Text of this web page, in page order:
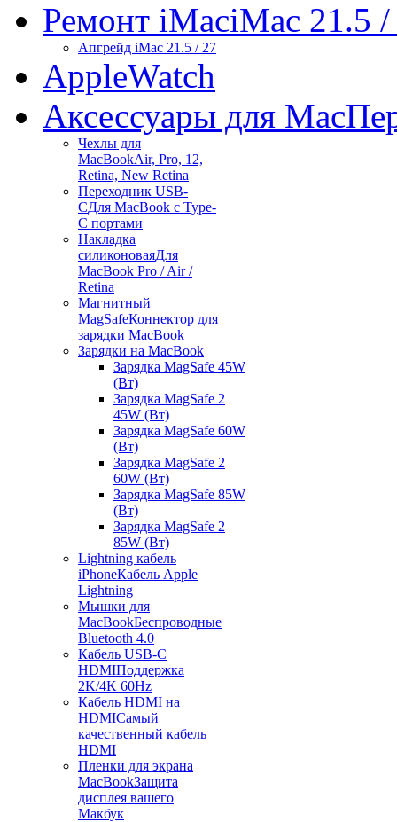
Ремонт iMaciMac 21.5 /
Апгрейд iMac 21.5 / 27
AppleWatch
Аксессуары для Mac
Чехлы для
MacBookAir, Pro, 12,
Retina, New Retina
Переходник USB-
CДля MacBook с Type-
C портами
Накладка
силиконоваяДля
MacBook Pro / Air /
Retina
Магнитный
MagSafeКоннектор для
зарядки MacBook
Зарядки на MacBook
Зарядка MagSafe 45W
(Вт)
Зарядка MagSafe 2
45W (Вт)
Зарядка MagSafe 60W
(Вт)
Зарядка MagSafe 2
60W (Вт)
Зарядка MagSafe 85W
(Вт)
Зарядка MagSafe 2
85W (Вт)
Lightning кабель
iPhoneКабель Apple
Lightning
Мышки для
MacBookБеспроводные
Bluetooth 4.0
Кабель USB-C
HDMIПоддержка
2K/4K 60Hz
Кабель HDMI на
HDMIСамый
качественный кабель
HDMI
Пленки для экрана
MacBookЗащита
дисплея вашего
Макбук